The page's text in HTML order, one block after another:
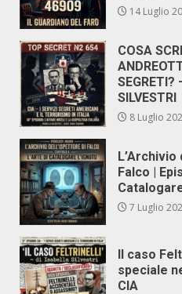
14 Luglio
COSA
SEGRETI?
SILVESTRI
8 Luglio
Falco |
7 Luglio
Il caso
speciale
CIA